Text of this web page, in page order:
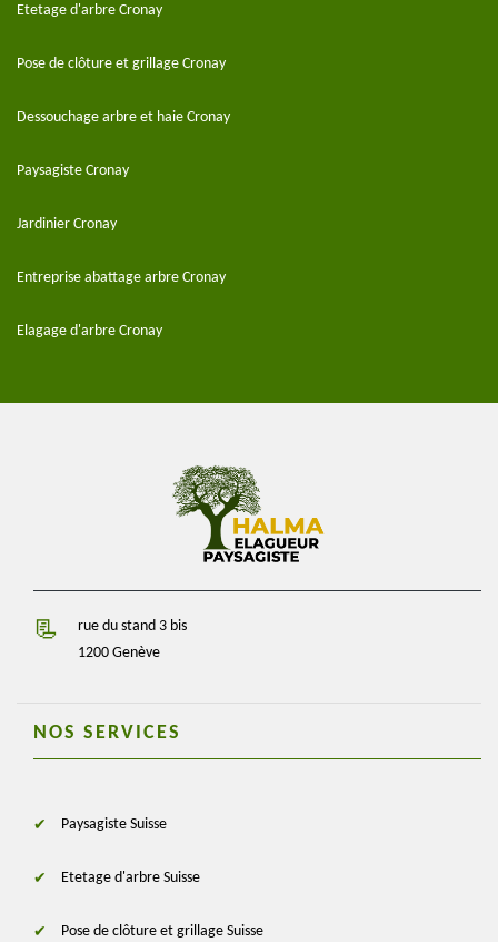
Etetage d'arbre Cronay
Pose de clôture et grillage Cronay
Dessouchage arbre et haie Cronay
Paysagiste Cronay
Jardinier Cronay
Entreprise abattage arbre Cronay
Elagage d'arbre Cronay
rue du stand 3 bis
1200 Genève
NOS SERVICES
Paysagiste Suisse
Etetage d'arbre Suisse
Pose de clôture et grillage Suisse